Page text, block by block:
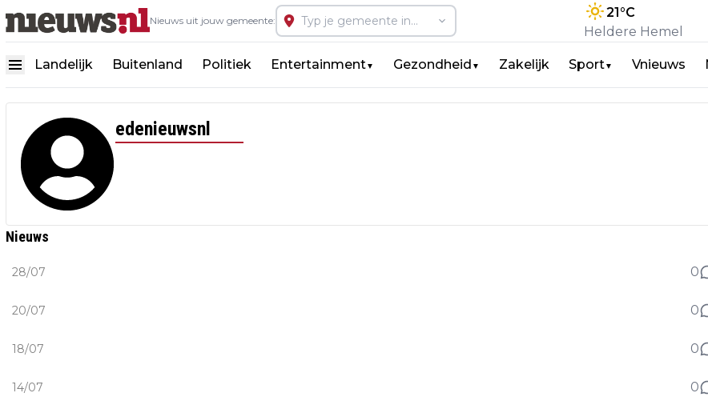
Nieuws uit jouw gemeente:
21°C
Heldere Hemel
Landelijk Buitenland Politiek Entertainment▼ Gezondheid ▼ Zakelijk Sport▼ Vnieuws
edenieuwsnl
Nieuws
28/07 0
20/07 0
18/07 0
14/07 0